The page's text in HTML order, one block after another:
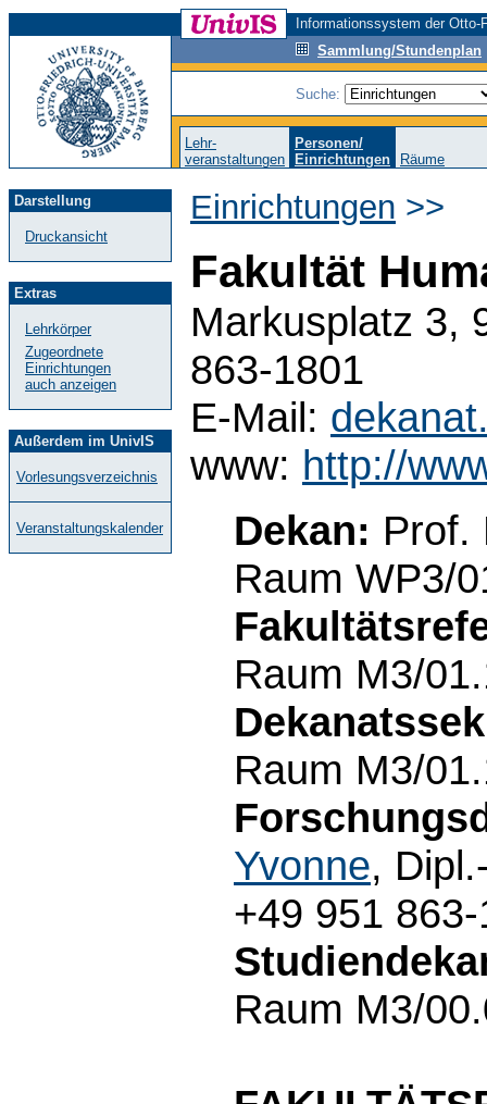
Informationssystem der
Sammlung/Stundenplan
Suche:
Lehr-
veranstaltungen
Personen/
Einrichtungen
Räume
Darstellung
Druckansicht
Extras
Lehrkörper
Zugeordnete
Einrichtungen
auch anzeigen
Außerdem im UnivIS
Vorlesungsverzeichnis
Veranstaltungskalender
Einrichtungen >>
Fakultät
Markusplatz 3,
863-1801
E-Mail:
www: http://
Dekan:
Raum WP3/
Raum M3/
Raum M3/
Yvonne,
+49 951
Raum M3/